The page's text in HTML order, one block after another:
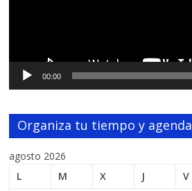
00:00
Organiza tu tiempo y agenda
agosto 2026
L
M X J V